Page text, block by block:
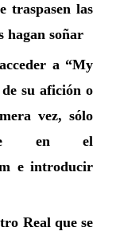
traspasen las
hagan soñar
a “My
su afición o
vez, sólo
en el
e introducir
Real que se